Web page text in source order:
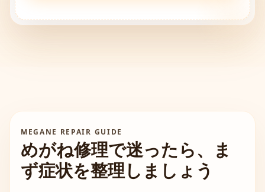
MEGANE REPAIR GUIDE
めがね修理で迷ったら、ま
ず症状を整理しましょう